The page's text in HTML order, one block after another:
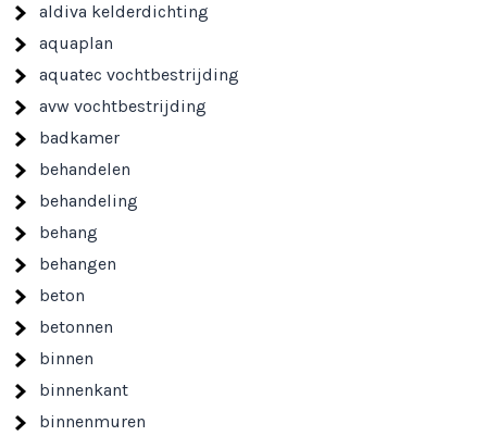
aldiva kelderdichting
aquaplan
aquatec vochtbestrijding
avw vochtbestrijding
badkamer
behandelen
behandeling
behang
behangen
beton
betonnen
binnen
binnenkant
binnenmuren